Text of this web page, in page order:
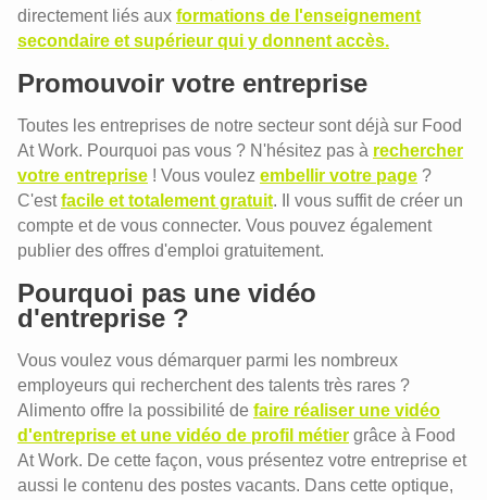
directement liés aux formations de l'enseignement
secondaire et supérieur qui y donnent accès.
Promouvoir votre entreprise
Toutes les entreprises de notre secteur sont déjà sur Food
At Work. Pourquoi pas vous ? N'hésitez pas à rechercher
votre entreprise ! Vous voulez embellir votre page ?
C'estfacile et totalement gratuit. Il vous suffit de créer un
compte et de vous connecter. Vous pouvez également
publier des offres d'emploi gratuitement.
Pourquoi pas une vidéo
d'entreprise ?
Vous voulez vous démarquer parmi les nombreux
employeurs qui recherchent des talents très rares ?
Alimento offre la possibilité de faire réaliser une vidéo
d'entreprise et une vidéo de profil métier grâce à Food
At Work. De cette façon, vous présentez votre entreprise et
aussi le contenu des postes vacants. Dans cette optique,